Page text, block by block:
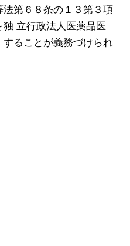
第６８条の１３第３項
立行政法人医薬品医
ることが義務づけられ